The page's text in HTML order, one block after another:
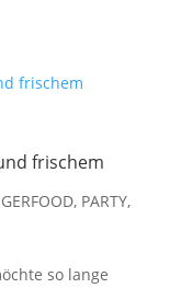
frischem
PARTY,
so lange